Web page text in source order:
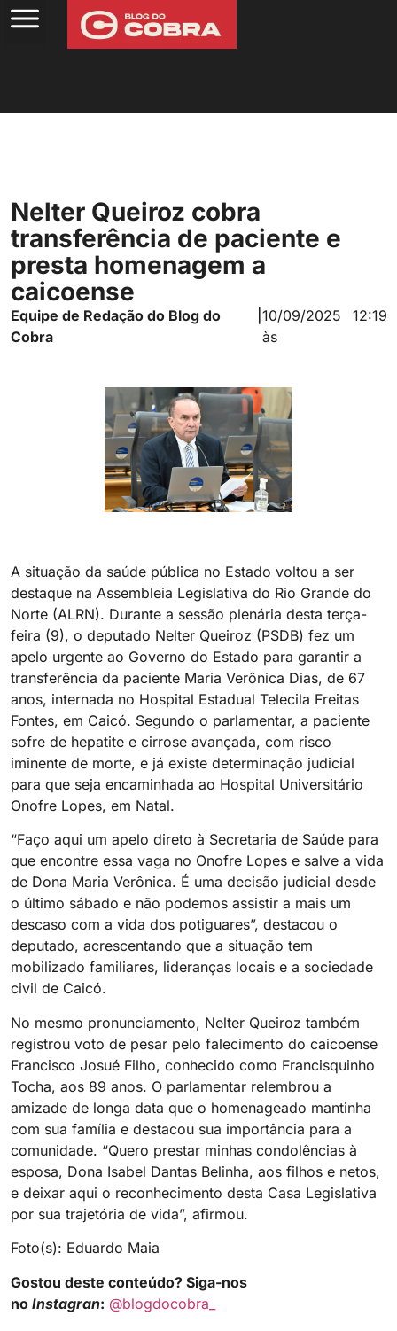
Nelter Queiroz cobra
transferência de paciente e
presta homenagem a
caicoense
Equipe de Redação do Blog do
Cobra
|10/09/2025
às
12:19
A situação da saúde pública no Estado voltou a ser
destaque na Assembleia Legislativa do Rio Grande do
Norte (ALRN). Durante a sessão plenária desta terça-
feira (9), o deputado Nelter Queiroz (PSDB) fez um
apelo urgente ao Governo do Estado para garantir a
transferência da paciente Maria Verônica Dias, de 67
anos, internada no Hospital Estadual Telecila Freitas
Fontes, em Caicó. Segundo o parlamentar, a paciente
sofre de hepatite e cirrose avançada, com risco
iminente de morte, e já existe determinação judicial
para que seja encaminhada ao Hospital Universitário
Onofre Lopes, em Natal.
“Faço aqui um apelo direto à Secretaria de Saúde para
que encontre essa vaga no Onofre Lopes e salve a vida
de Dona Maria Verônica. É uma decisão judicial desde
o último sábado e não podemos assistir a mais um
descaso com a vida dos potiguares”, destacou o
deputado, acrescentando que a situação tem
mobilizado familiares, lideranças locais e a sociedade
civil de Caicó.
No mesmo pronunciamento, Nelter Queiroz também
registrou voto de pesar pelo falecimento do caicoense
Francisco Josué Filho, conhecido como Francisquinho
Tocha, aos 89 anos. O parlamentar relembrou a
amizade de longa data que o homenageado mantinha
com sua família e destacou sua importância para a
comunidade. “Quero prestar minhas condolências à
esposa, Dona Isabel Dantas Belinha, aos filhos e netos,
e deixar aqui o reconhecimento desta Casa Legislativa
por sua trajetória de vida”, afirmou.
Foto(s): Eduardo Maia
Gostou deste conteúdo? Siga-nos
no Instagran: @blogdocobra_